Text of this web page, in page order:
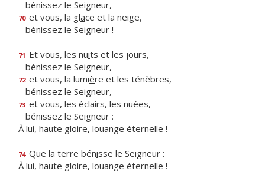
bénissez le Seigneur,
70 et vous, la glace et la neige,
bénissez le Seigneur !
71 Et vous, les nuits et les jours,
bénissez le Seigneur,
72 et vous, la lumière et les ténèbres,
bénissez le Seigneur,
73 et vous, les éclairs, les nuées,
bénissez le Seigneur :
À lui, haute gloire, louange éternelle !
74 Que la terre bénisse le Seigneur :
À lui, haute gloire, louange éternelle !